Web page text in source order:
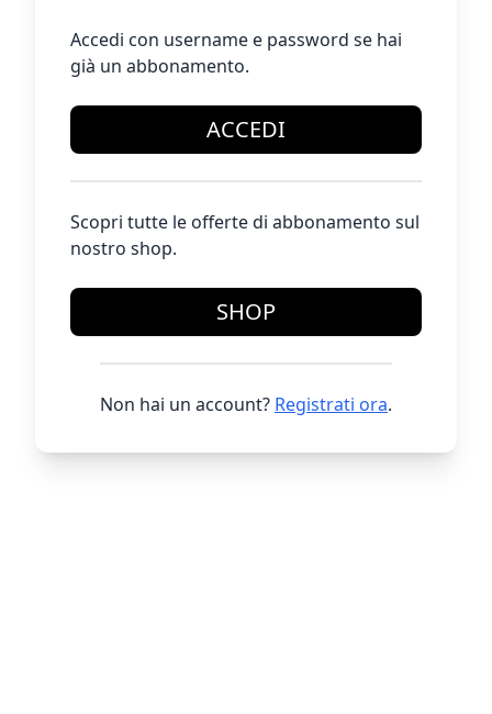
Accedi con username e password se hai
già un abbonamento.
ACCEDI
Scopri tutte le offerte di abbonamento sul
nostro shop.
SHOP
Non hai un account? Registrati ora.